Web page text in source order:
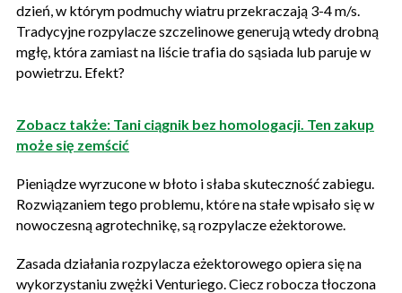
dzień, w którym podmuchy wiatru przekraczają 3-4 m/s.
Tradycyjne rozpylacze szczelinowe generują wtedy drobną
mgłę, która zamiast na liście trafia do sąsiada lub paruje w
powietrzu. Efekt?
Zobacz także: Tani ciągnik bez homologacji. Ten zakup
może się zemścić
Pieniądze wyrzucone w błoto i słaba skuteczność zabiegu.
Rozwiązaniem tego problemu, które na stałe wpisało się w
nowoczesną agrotechnikę, są rozpylacze eżektorowe.
Zasada działania rozpylacza eżektorowego opiera się na
wykorzystaniu zwężki Venturiego. Ciecz robocza tłoczona